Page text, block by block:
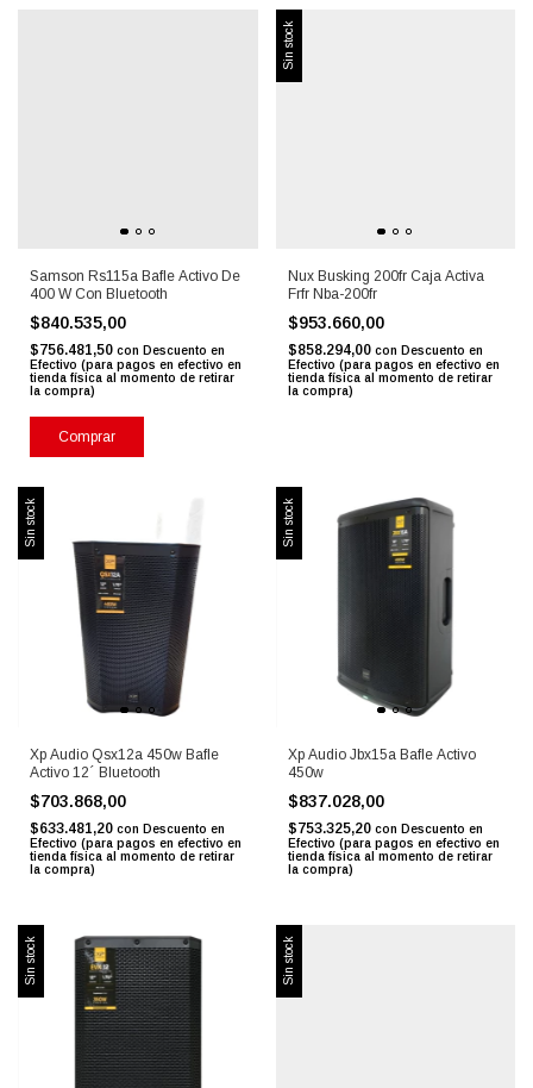
Samson Rs115a Bafle Activo De
400 W Con Bluetooth
$840.535,00
$756.481,50 con Descuento en
Efectivo (para pagos en efectivo en
tienda física al momento de retirar
la compra)
Comprar
Sin stock
Nux Busking 200fr Caja Activa
Frfr Nba-200fr
$953.660,00
$858.294,00 con Descuento en
Efectivo (para pagos en efectivo en
tienda física al momento de retirar
la compra)
Sin stock
Xp Audio Qsx12a 450w Bafle
Activo 12´ Bluetooth
$703.868,00
$633.481,20 con Descuento en
Efectivo (para pagos en efectivo en
tienda física al momento de retirar
la compra)
Sin stock
Xp Audio Jbx15a Bafle Activo
450w
$837.028,00
$753.325,20 con Descuento en
Efectivo (para pagos en efectivo en
tienda física al momento de retirar
la compra)
Sin stock Sin stock